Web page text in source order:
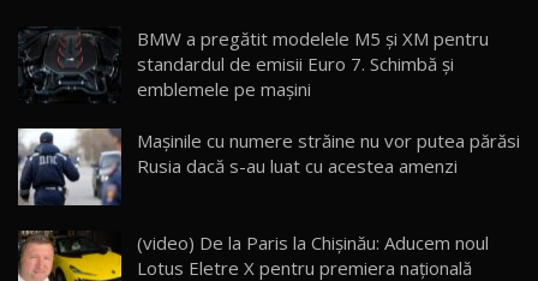
22
Noua Mazda 6e / Test Drive AutoBlog.MD
26:59
23
Lynk & Co 01 / Test Drive AutoBlog.MD
25:19
24
Van Electric Testat în Moldova / AutoBlog.MD
26:38
BMW a pregătit modelele M5 și XM pentru
standardul de emisii Euro 7. Schimbă și
emblemele pe mașini
Maşinile cu numere străine nu vor putea părăsi
Rusia dacă s-au luat cu acestea amenzi
(video) De la Paris la Chișinău: Aducem noul
Lotus Eletre X pentru premiera națională